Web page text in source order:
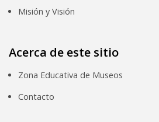
Misión y Visión
Acerca de este sitio
Zona Educativa de Museos
Contacto